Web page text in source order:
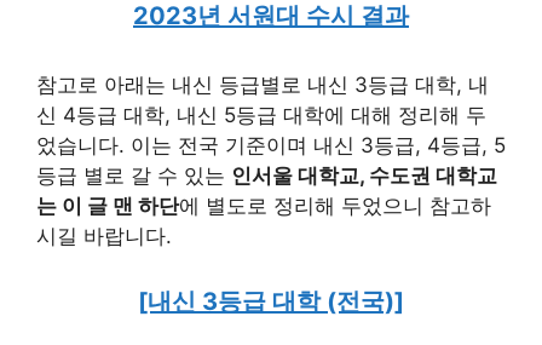
2023년 서원대 수시 결과
참고로 아래는 내신 등급별로 내신 3등급 대학, 내
신 4등급 대학, 내신 5등급 대학에 대해 정리해 두
었습니다. 이는 전국 기준이며 내신 3등급, 4등급, 5
등급 별로 갈 수 있는 인서울 대학교, 수도권 대학교
는 이 글 맨 하단에 별도로 정리해 두었으니 참고하
시길 바랍니다.
[내신 3등급 대학 (전국)]